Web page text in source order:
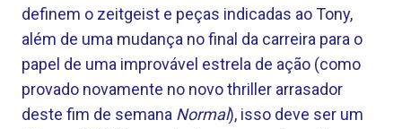
definem o zeitgeist e peças indicadas ao Tony,
além de uma mudança no final da carreira para o
papel de uma improvável estrela de ação (como
provado novamente no novo thriller arrasador
deste fim de semana Normal), isso deve ser um